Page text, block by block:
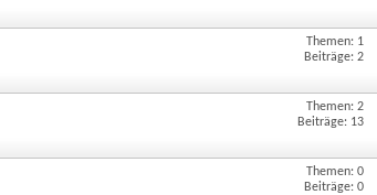
Themen: 1
Beiträge: 2
Themen: 2
Beiträge: 13
Themen: 0
Beiträge: 0